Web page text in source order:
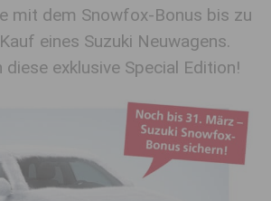
mit dem Snowfox-Bonus bis zu
eines Suzuki Neuwagens.
diese exklusive Special Edition!